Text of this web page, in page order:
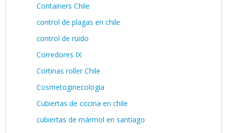
Containers Chile
control de plagas en chile
control de ruido
Corredores IX
Cortinas roller Chile
Cosmetoginecologia
Cubiertas de cocina en chile
cubiertas de mármol en santiago